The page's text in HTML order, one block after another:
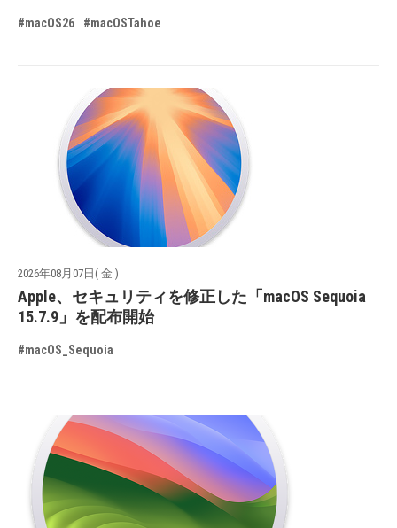
#macOS26 #macOSTahoe
2026年08月07日( 金 )
Apple、セキュリティを修正した「macOS Sequoia
15.7.9」を配布開始
#macOS_Sequoia